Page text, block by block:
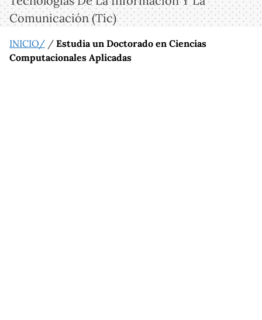
Comunicación (Tic)
INICIO/ / Estudia un Doctorado en Ciencias
Computacionales Aplicadas